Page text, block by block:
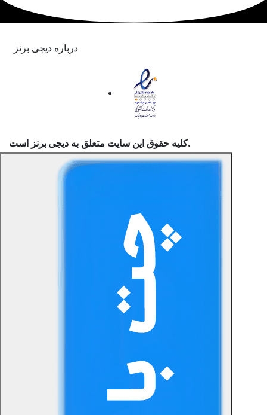
درباره دیجی برنز
کلیه حقوق این سایت متعلق به دیجی برنز است.